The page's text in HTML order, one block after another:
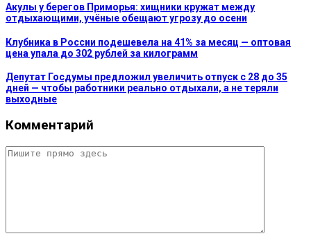
Акулы у берегов Приморья: хищники кружат между
отдыхающими, учёные обещают угрозу до осени
Клубника в России подешевела на 41% за месяц — оптовая
цена упала до 302 рублей за килограмм
Депутат Госдумы предложил увеличить отпуск с 28 до 35
дней — чтобы работники реально отдыхали, а не теряли
выходные
Комментарий